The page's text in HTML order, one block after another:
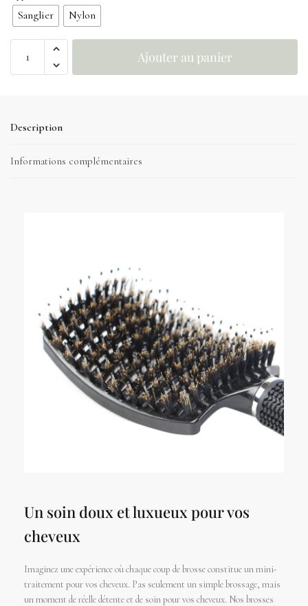
Sanglier Nylon
Ajouter au panier
Description
Informations complémentaires
Un soin doux et luxueux pour vos
cheveux
Imaginez une expérience où chaque coup de brosse constitue un mini-
traitement pour vos cheveux. Pas seulement un simple brossage, mais
un moment de réelle détente et de soin pour vos cheveux. Nos brosses